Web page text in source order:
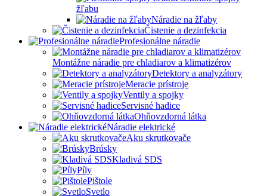
žľabu
Náradie na žľaby
Čistenie a dezinfekcia
Profesionálne náradie
Montážne náradie pre chladiarov a klimatizérov
Detektory a analyzátory
Meracie prístroje
Ventily a spojky
Servisné hadice
Ohňovzdorná látka
Náradie elektrické
Aku skrutkovače
Brúsky
Kladivá SDS
Píly
Pištole
Svetlo